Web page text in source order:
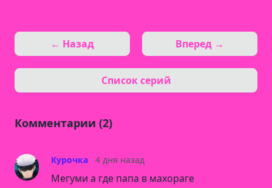
← Назад
Список серий
Вперед →
Комментарии (2)
Курочка 4 дня назад
Мегуми а где папа в махораге